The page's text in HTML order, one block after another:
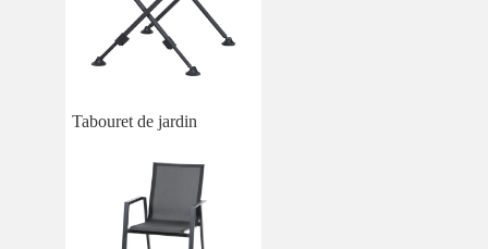
Tabouret de jardin